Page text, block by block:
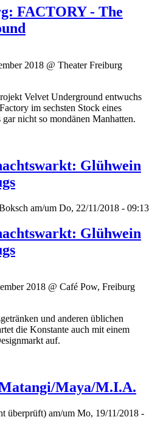
FACTORY - The
2018 @ Theater Freiburg
Velvet Underground entwuchs
im sechsten Stock eines
nicht so mondänen Manhatten.
Glühwein
am/um Do, 22/11/2018 - 09:13
Glühwein
2018 @ Café Pow, Freiburg
und anderen üblichen
die Konstante auch mit einem
auf.
Maya/M.I.A.
überprüft) am/um Mo, 19/11/2018 -